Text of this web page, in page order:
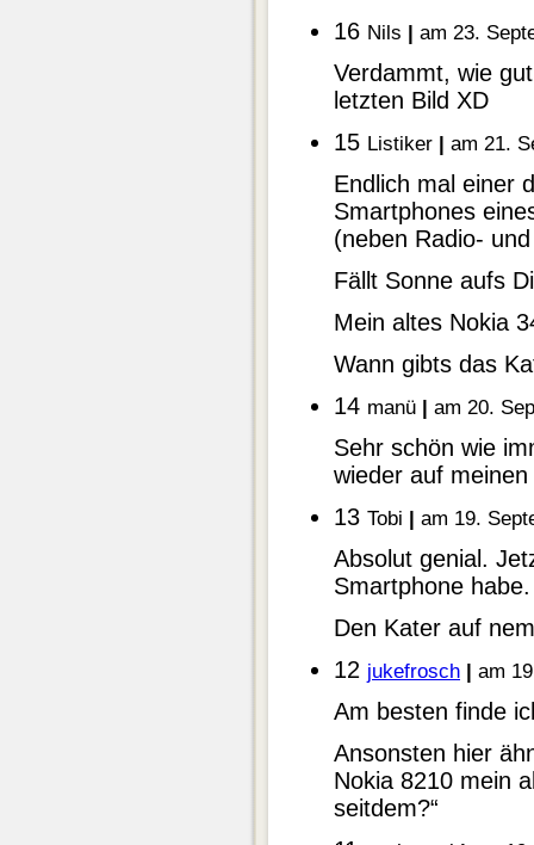
16 Nils | am 23.
Verdammt, wie
letzten Bild XD
15 Listiker | am 21.
Endlich mal einer
Smartphones
(neben Radio-
Fällt Sonne aufs
Mein altes Nokia
Wann gibts das
14 manü | am 20.
Sehr schön wie
wieder auf
13 Tobi | am 19.
Absolut genial.
Smartphone habe.
Den Kater auf
12 jukefrosch | am
Am besten finde
Ansonsten hier
Nokia 8210 mein
seitdem?“